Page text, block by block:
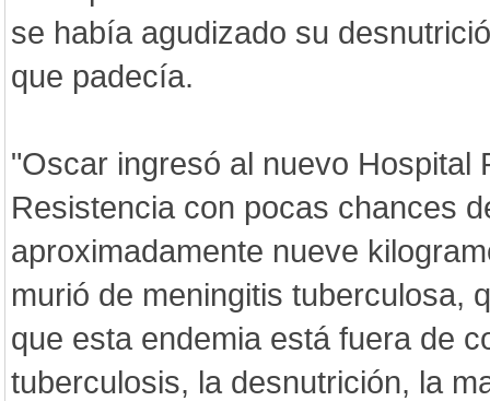
se había agudizado su
que padecía.
"Oscar ingresó al nuevo Hospital
Resistencia con pocas chances
aproximadamente nueve
murió de meningitis tuberculosa,
que esta endemia está fuera de
tuberculosis, la desnutrición, la